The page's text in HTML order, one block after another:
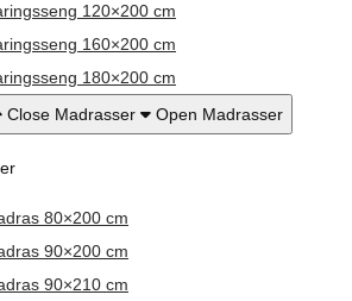
120×200 cm
160×200 cm
180×200 cm
Close Madrasser Open Madrasser
80×200 cm
90×200 cm
90×210 cm